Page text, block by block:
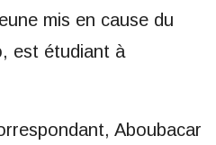
mis en cause du
est étudiant à
Aboubacar